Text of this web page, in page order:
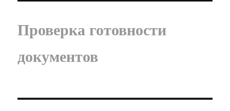
Проверка готовности
документов